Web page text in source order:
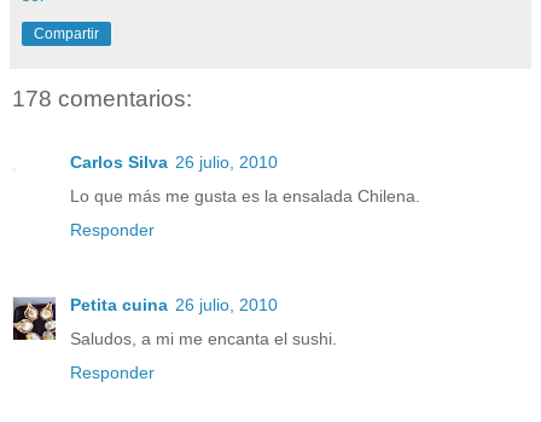
Compartir
178 comentarios:
Carlos Silva 26 julio, 2010
Lo que más me gusta es la ensalada Chilena.
Responder
Petita cuina 26 julio, 2010
Saludos, a mi me encanta el sushi.
Responder